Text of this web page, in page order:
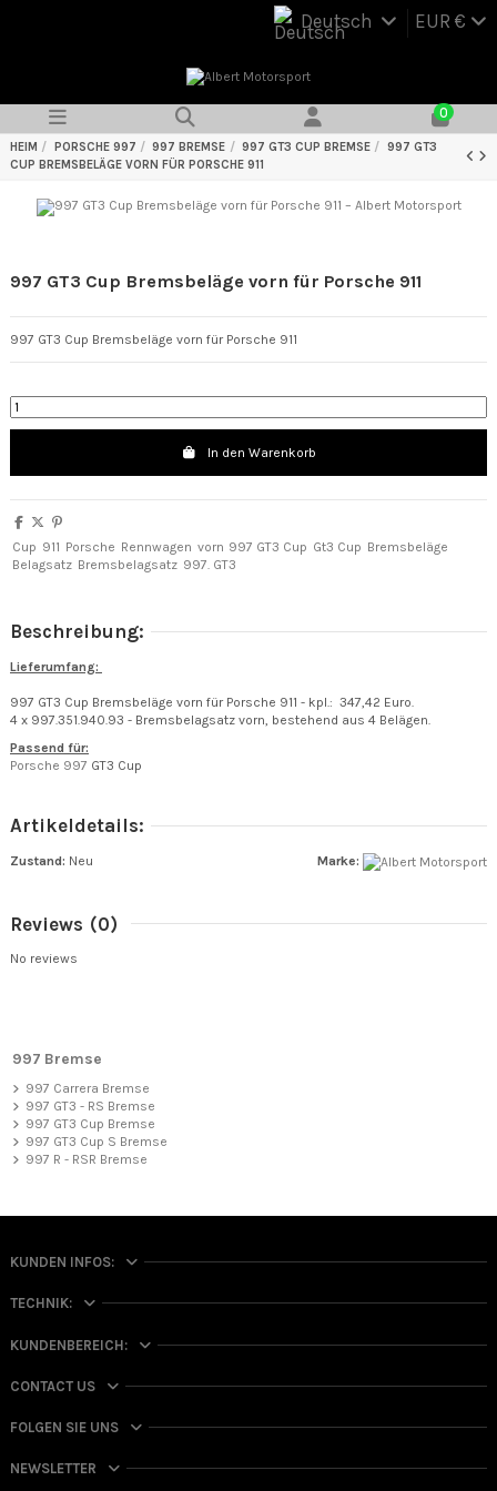
Deutsch EUR €
0
HEIM PORSCHE 997 997 BREMSE 997 GT3 CUP BREMSE
997 GT3
CUP BREMSBELÄGE VORN FÜR PORSCHE 911
997 GT3 Cup Bremsbeläge vorn für Porsche 911
997 GT3 Cup Bremsbeläge vorn für Porsche 911
In den Warenkorb
Cup 911 Porsche Rennwagen vorn 997 GT3 Cup Gt3 Cup Bremsbeläge
Belagsatz Bremsbelagsatz 997. GT3
Beschreibung:
Lieferumfang:
997 GT3 Cup Bremsbeläge vorn für Porsche 911 - kpl.: 347,42 Euro.
4 x 997.351.940.93 - Bremsbelagsatz vorn, bestehend aus 4 Belägen.
Passend für:
Porsche 997 GT3 Cup
Artikeldetails:
Marke:
Zustand: Neu
Reviews (0)
No reviews
997 Bremse
997 Carrera Bremse
997 GT3 - RS Bremse
997 GT3 Cup Bremse
997 GT3 Cup S Bremse
997 R - RSR Bremse
KUNDEN INFOS:
TECHNIK:
KUNDENBEREICH:
CONTACT US
FOLGEN SIE UNS
NEWSLETTER